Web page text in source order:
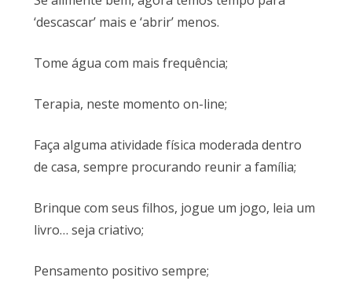
‘descascar’ mais e ‘abrir’ menos.
Tome água com mais frequência;
Terapia, neste momento on-line;
Faça alguma atividade física moderada dentro
de casa, sempre procurando reunir a família;
Brinque com seus filhos, jogue um jogo, leia um
livro… seja criativo;
Pensamento positivo sempre;